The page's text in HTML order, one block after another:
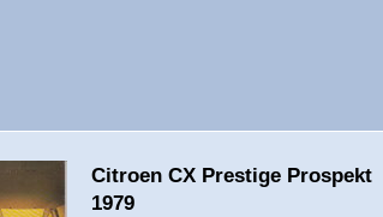
Überschrift
1
Citroen CX Prestige Prospekt
1979